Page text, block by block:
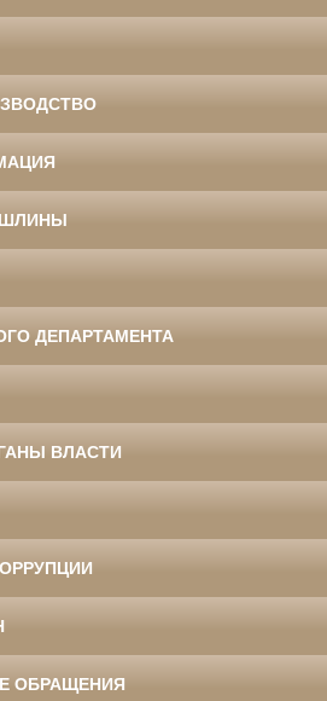
ДЕПАРТАМЕНТА
ВЛАСТИ
ОБРАЩЕНИЯ